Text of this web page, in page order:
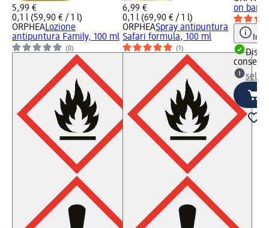
5,99 €
0,1 l (59,90 € / 1 l)
ORPHEALozione
antipuntura Family, 100 ml
(0)
6,99 €
0,1 l (69,90 € / 1 l)
ORPHEASpray antipuntura
Safari formula, 100 ml
(1)
on